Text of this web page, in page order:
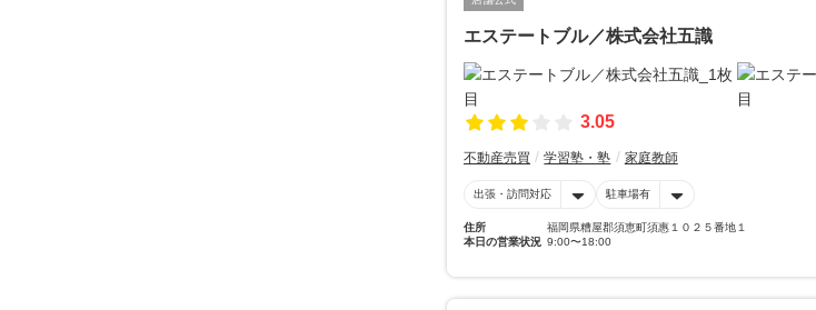
エステートブル／株式会社五識
3.05
不動産売買 学習塾・塾 家庭教師
出張・訪問対応 駐車場有
住所
福岡県糟屋郡須恵町須惠１０２５番地１
本日の営業状況 9:00〜18:00